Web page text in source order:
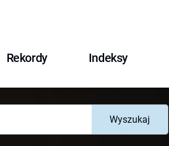
Rekordy Indeksy
Wyszukaj